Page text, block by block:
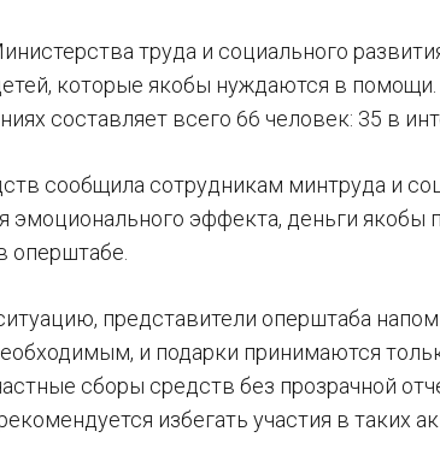
труда и социального
которые якобы нуждаются в
составляет всего 66 человек: 35 в
сообщила сотрудникам минтруда и
эмоционального эффекта, деньги
представители оперштаба
и подарки принимаются
сборы средств без прозрачной
избегать участия в таких